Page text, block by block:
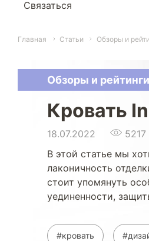
Связаться
Главная Статьи Обзоры и
Обзоры и рейтинги
Кровать
18.07.2022 5217
В этой статье мы
лаконичность
стоит упомянуть
уединенности,
#кровать